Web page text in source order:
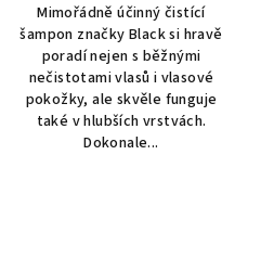
Mimořádně účinný čistící
šampon značky Black si hravě
poradí nejen s běžnými
nečistotami vlasů i vlasové
pokožky, ale skvěle funguje
také v hlubších vrstvách.
Dokonale...